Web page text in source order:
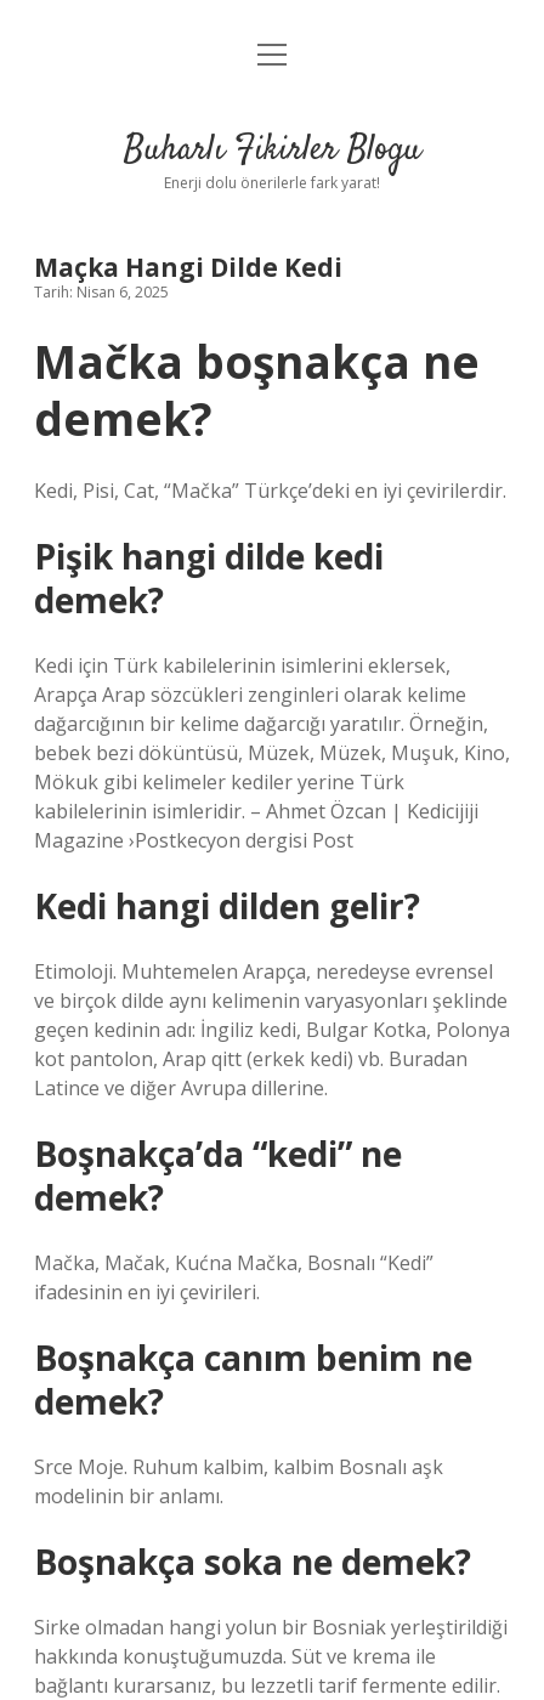
Anasayfa
Yasal Uyarı
menüyü
Buharlı Fikirler Blogu
Enerji dolu önerilerle fark yarat!
Maçka Hangi Dilde Kedi
Tarih: Nisan 6, 2025
Mačka boşnakça ne
demek?
Kedi, Pisi, Cat, “Mačka” Türkçe’deki en iyi çevirilerdir.
Pişik hangi dilde kedi
demek?
Kedi için Türk kabilelerinin isimlerini eklersek,
Arapça Arap sözcükleri zenginleri olarak kelime
dağarcığının bir kelime dağarcığı yaratılır. Örneğin,
bebek bezi döküntüsü, Müzek, Müzek, Muşuk, Kino,
Mökuk gibi kelimeler kediler yerine Türk
kabilelerinin isimleridir. – Ahmet Özcan | Kedicijiji
Magazine ›Postkecyon dergisi Post
Kedi hangi dilden gelir?
Etimoloji. Muhtemelen Arapça, neredeyse evrensel
ve birçok dilde aynı kelimenin varyasyonları şeklinde
geçen kedinin adı: İngiliz kedi, Bulgar Kotka, Polonya
kot pantolon, Arap qitt (erkek kedi) vb. Buradan
Latince ve diğer Avrupa dillerine.
Boşnakça’da “kedi” ne
demek?
Mačka, Mačak, Kućna Mačka, Bosnalı “Kedi”
ifadesinin en iyi çevirileri.
Boşnakça canım benim ne
demek?
Srce Moje. Ruhum kalbim, kalbim Bosnalı aşk
modelinin bir anlamı.
Boşnakça soka ne demek?
Sirke olmadan hangi yolun bir Bosniak yerleştirildiği
hakkında konuştuğumuzda. Süt ve krema ile
bağlantı kurarsanız, bu lezzetli tarif fermente edilir.